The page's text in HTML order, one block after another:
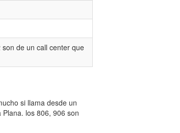
de un call center que
si llama desde un
Plana. los 806, 906 son